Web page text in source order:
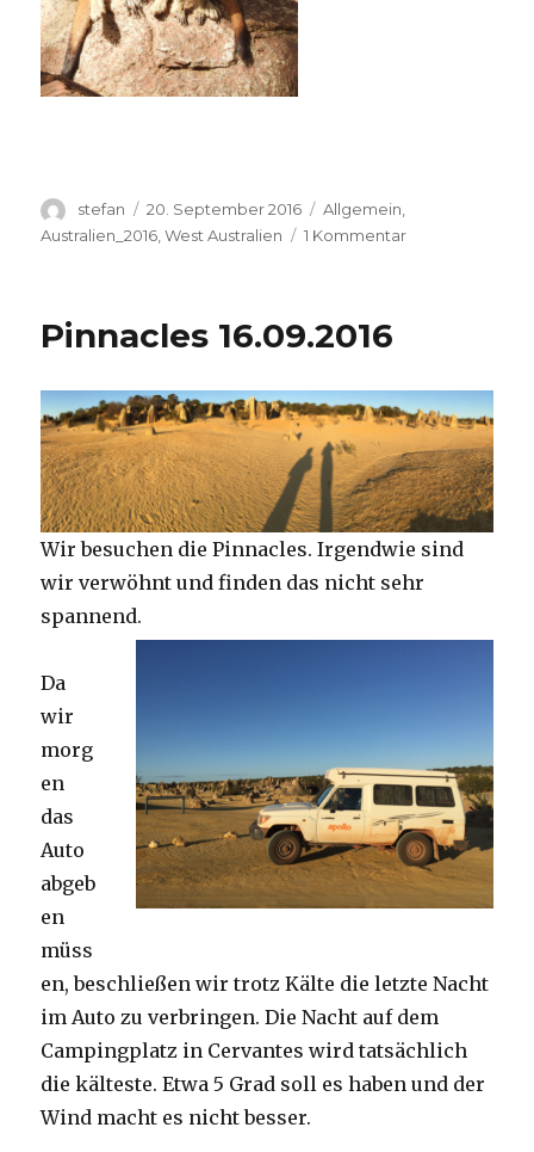
Autor
stefan
Veröffentlicht
am
20. September 2016 Kategorien
Allgemein,
Australien_2016 ,West Australien 1 Kommentarzu
Pinnacles 16.09.2016
Wir besuchen die Pinnacles. Irgendwie sind
wir verwöhnt und finden das nicht sehr
spannend.
Da
wir
morg
en
das
Auto
abgeb
en
müss
en, beschließen wir trotz Kälte die letzte Nacht
im Auto zu verbringen. Die Nacht auf dem
Campingplatz in Cervantes wird tatsächlich
die kälteste. Etwa 5 Grad soll es haben und der
Wind macht es nicht besser.